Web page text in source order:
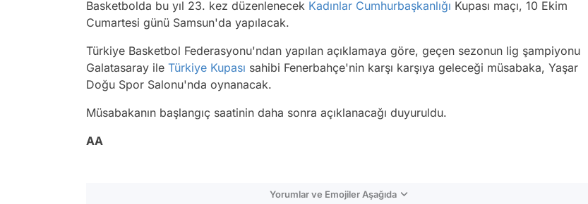
Basketbolda bu yıl 23. kez düzenlenecek Kadınlar Cumhurbaşkanlığı Kupası maçı, 10 Ekim
Cumartesi günü Samsun'da yapılacak.
Türkiye Basketbol Federasyonu'ndan yapılan açıklamaya göre, geçen sezonun lig şampiyonu
Galatasaray ile Türkiye Kupası sahibi Fenerbahçe'nin karşı karşıya geleceği müsabaka, Yaşar
Doğu Spor Salonu'nda oynanacak.
Müsabakanın başlangıç saatinin daha sonra açıklanacağı duyuruldu.
AA
Yorumlar ve Emojiler Aşağıda